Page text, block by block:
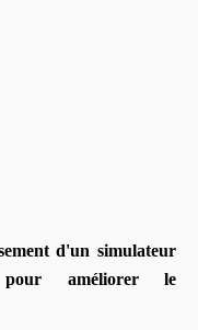
d'un simulateur
pour améliorer le